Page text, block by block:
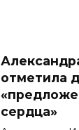
отметила
сердца»